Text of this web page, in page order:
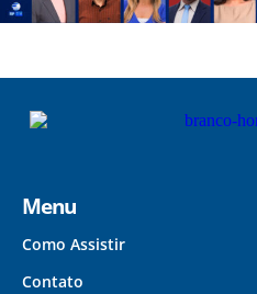
Menu
Como Assistir
Contato